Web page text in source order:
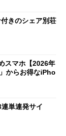
きのシェア別荘
スマホ【2026年
からお得なiPho
連単連発サイ